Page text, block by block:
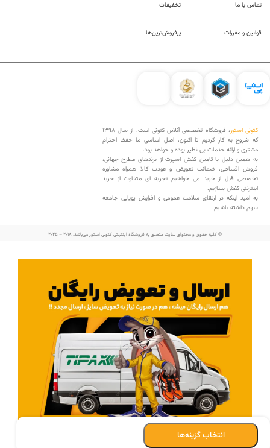
تماس با ما
قوانین و مقررات
تخفیفات
پرفروش‌ترین‌ها
کتونی استور
، فروشگاه تخصصی آنلاین کتونی است. از سال 1398
که شروع به کار کردیم تا اکنون، اصل اساسی ما حفظ احترام
مشتری و ارائه خدمات بی نظیر بوده و خواهد بود.
به همین دلیل با تامین کفش اسپرت از برندهای مطرح جهانی،
فروش اقساطی، ضمانت تعویض و عودت کالا همراه مشاوره
تخصصی قبل از خرید می خواهیم تجربه ای متفاوت از خرید
اینترنتی کفش بسازیم.
به امید اینکه در ارتقای سلامت عمومی و افزایش پویایی جامعه
سهم داشته باشیم.
© کلیه حقوق و محتوای سایت متعلق به فروشگاه اینترنتی کتونی استور می‌باشد. 2018 – 2025
انتخاب گزینه‌ها